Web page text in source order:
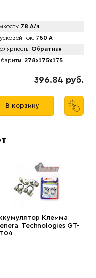
78 А/ч
ток: 760 А
Обратная
278x175x175
396.84 руб.
В корзину
Клемма
Technologies GT-